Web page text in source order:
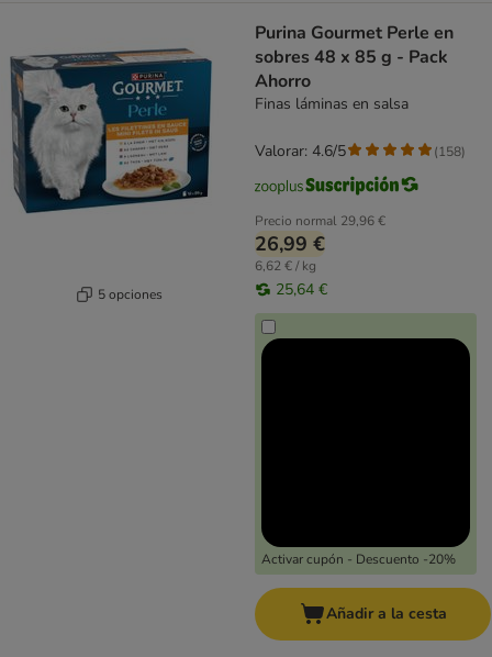
5 opciones
Purina Gourmet Perle en
sobres 48 x 85 g - Pack
Ahorro
Finas láminas en salsa
Precio normal 29,96 €
26,99 €
6,62 € / kg
25,64 €
Activar cupón - Descuento -20%
Valorar: 4.6/5 (158)
Añadir a la cesta